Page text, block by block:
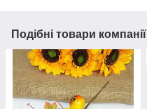
Подібні товари компанії